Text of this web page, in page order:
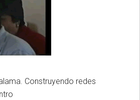
Construyendo redes